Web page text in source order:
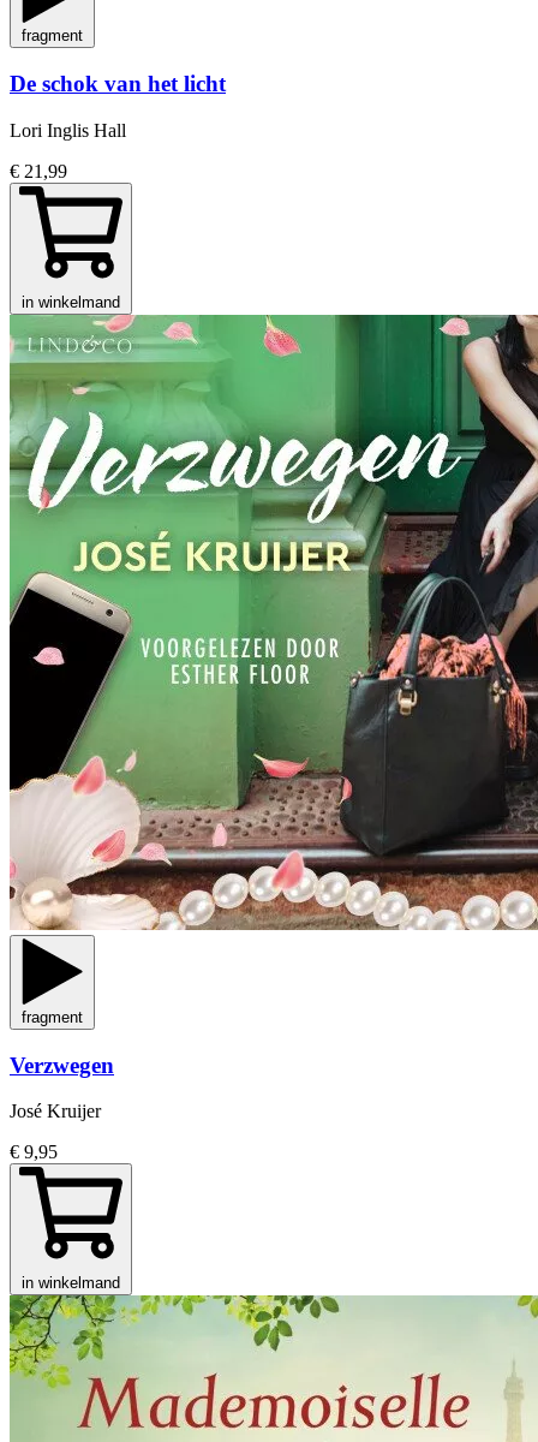
fragment
De schok van het licht
Lori Inglis Hall
€ 21,99
in winkelmand
fragment
Verzwegen
José Kruijer
€ 9,95
in winkelmand